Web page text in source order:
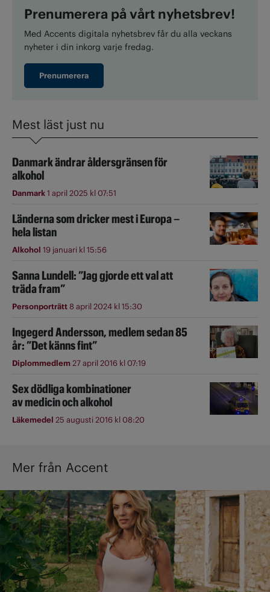
Prenumerera på vårt nyhetsbrev!
Med Accents digitala nyhetsbrev får du alla veckans
nyheter i din inkorg varje fredag.
Prenumerera
Mest läst just nu
Danmark ändrar åldersgränsen för
alkohol
Danmark1 april 2025 kl 07:51
Länderna som dricker mest i Europa –
hela listan
Alkohol 19 januari kl 15:56
Sanna Lundell: ”Jag gjorde ett val att
träda fram”
Personporträtt8 april 2024 kl 15:30
Ingegerd Andersson, medlem sedan 85
år: ”Det känns fint”
Diplommedlem27 april 2016 kl 07:19
Sex dödliga kombinationer
av medicin och alkohol
Läkemedel 25 augusti 2016 kl 08:20
Mer från Accent